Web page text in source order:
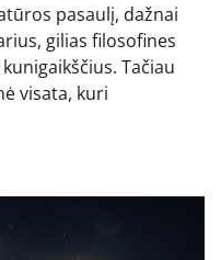
pasaulį, dažnai
gilias filosofines
Tačiau
visata, kuri